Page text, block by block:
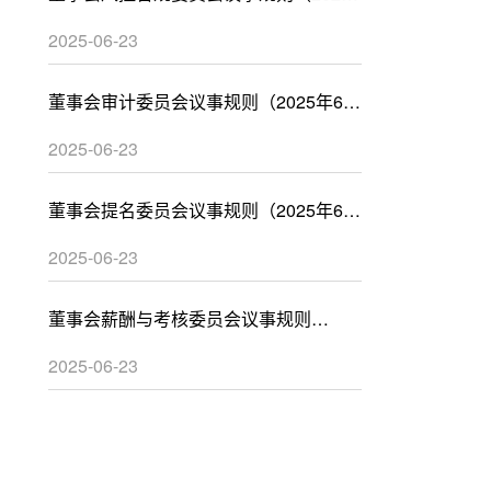
2025-06-23
董事会审计委员会议事规则（2025年6
2025-06-23
董事会提名委员会议事规则（2025年6
2025-06-23
董事会薪酬与考核委员会议事规则
2025-06-23